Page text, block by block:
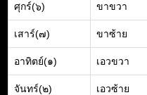
ศุกร์(๖) ขาขวา
เสาร์(๗) ขาซ้าย
อาทิตย์(๑) เอวขวา
จันทร์(๒) เอวซ้าย